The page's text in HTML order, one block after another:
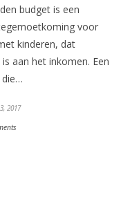
budget is een
voor
kinderen, dat
aan het inkomen. Een
die…
2017